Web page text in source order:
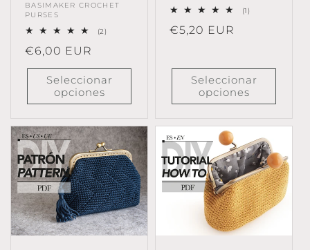
Proveedor:
BASIMAKER CROCHET
PURSES
(2)
Precio
habitual
€6,00 EUR
Seleccionar
opciones
(1)
Precio
€5,20 EUR
Seleccionar
opciones